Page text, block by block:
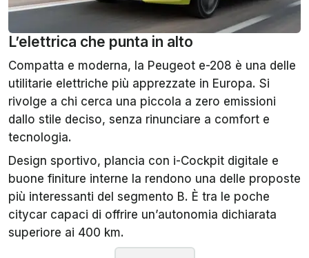
L’elettrica che punta in alto
Compatta e moderna, la Peugeot e-208 è una delle
utilitarie elettriche più apprezzate in Europa. Si
rivolge a chi cerca una piccola a zero emissioni
dallo stile deciso, senza rinunciare a comfort e
tecnologia.
Design sportivo, plancia con i-Cockpit digitale e
buone finiture interne la rendono una delle proposte
più interessanti del segmento B. È tra le poche
citycar capaci di offrire un’autonomia dichiarata
superiore ai 400 km.